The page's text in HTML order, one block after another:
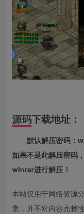
源码下载地址：
默认解压密码：
如果不是此解压密码
winrar进行解压！
本站仅用于网络资源
集，并不对内容完整